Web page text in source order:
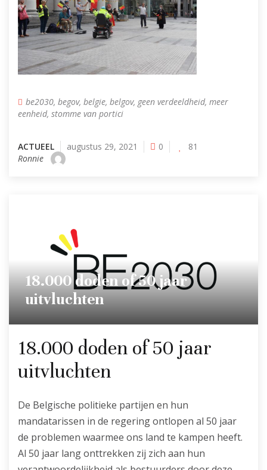
be2030, begov, belgie, belgov, geen verdeeldheid, meer
eenheid, stomme van portici
ACTUEEL augustus 29, 2021 0
81
Ronnie
18.000 doden of 50 jaar
uitvluchten
18.000 doden of 50 jaar
uitvluchten
De Belgische politieke partijen en hun
mandatarissen in de regering ontlopen al 50 jaar
de problemen waarmee ons land te kampen heeft.
Al 50 jaar lang onttrekken zij zich aan hun